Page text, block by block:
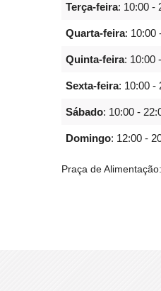
Terça-feira: 10:00 -
Quarta-feira: 10:00
Quinta-feira: 10:00
Sexta-feira: 10:00 -
Sábado: 10:00 -
Domingo: 12:00 -
Praça de